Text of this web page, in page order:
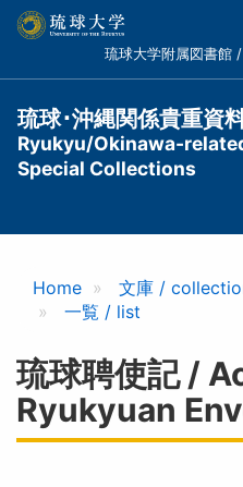
コ
琉球大学附属図書
琉球･沖縄関係貴重資
Ryukyu/Okinawa-
Special Collections
Home 文庫 /
一覧 / list
琉球聘使記 /
Ryukyuan